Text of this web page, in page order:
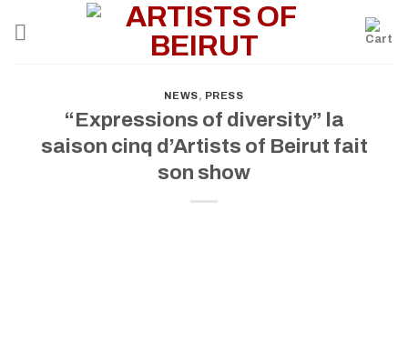
NEWS, PRESS
“Expressions of diversity” la
saison cinq d’Artists of Beirut fait
son show